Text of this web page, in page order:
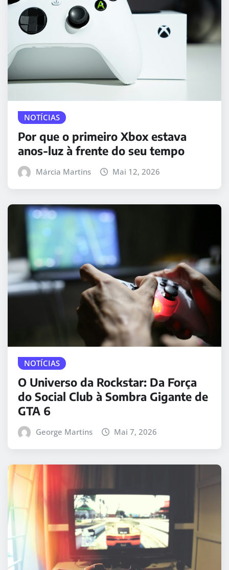
NOTÍCIAS
Por que o primeiro Xbox estava
anos-luz à frente do seu tempo
Márcia Martins Mai 12, 2026
NOTÍCIAS
O Universo da Rockstar: Da Força
do Social Club à Sombra Gigante de
GTA 6
George Martins Mai 7, 2026